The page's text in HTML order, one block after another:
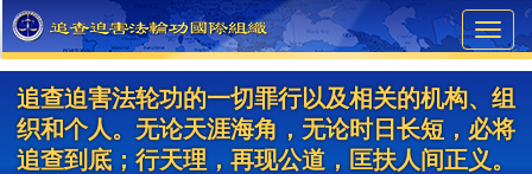
Skip
to
main
content
追查迫害法轮功的一切罪行以及相关的机构、组
织和个人。无论天涯海角，无论时日长短，必将
追查到底；行天理，再现公道，匡扶人间正义。